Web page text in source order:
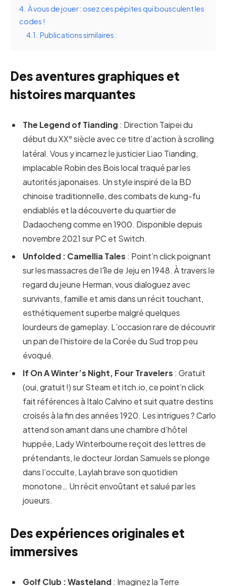
4. À vous de jouer : osez ces pépites qui bousculent les
codes !
4.1. Publications similaires :
Des aventures graphiques et
histoires marquantes
The Legend of Tianding : Direction Taipei du
début du XXe siècle avec ce titre d’action à scrolling
latéral. Vous y incarnez le justicier Liao Tianding,
implacable Robin des Bois local traqué par les
autorités japonaises. Un style inspiré de la BD
chinoise traditionnelle, des combats de kung-fu
endiablés et la découverte du quartier de
Dadaocheng comme en 1900. Disponible depuis
novembre 2021 sur PC et Switch.
Unfolded : Camellia Tales : Point’n click poignant
sur les massacres de l’île de Jeju en 1948. À travers le
regard du jeune Herman, vous dialoguez avec
survivants, famille et amis dans un récit touchant,
esthétiquement superbe malgré quelques
lourdeurs de gameplay. L’occasion rare de découvrir
un pan de l’histoire de la Corée du Sud trop peu
évoqué.
If On A Winter’s Night, Four Travelers : Gratuit
(oui, gratuit !) sur Steam et itch.io, ce point’n click
fait références à Italo Calvino et suit quatre destins
croisés à la fin des années 1920. Les intrigues ? Carlo
attend son amant dans une chambre d’hôtel
huppée, Lady Winterbourne reçoit des lettres de
prétendants, le docteur Jordan Samuels se plonge
dans l’occulte, Laylah brave son quotidien
monotone… Un récit envoûtant et salué par les
joueurs.
Des expériences originales et
immersives
Golf Club : Wasteland: Imaginez la Terre